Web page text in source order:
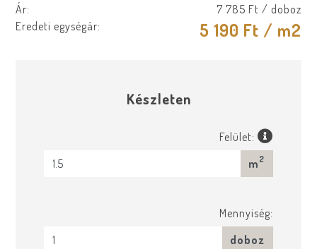
Ár:
7 785 Ft / doboz
Eredeti egységár:
5 190 Ft / m2
Készleten
Felület:
m 2
Mennyiség:
doboz